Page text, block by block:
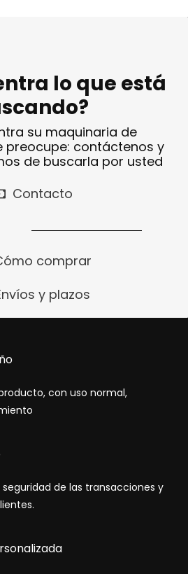
lo que está
su maquinaria de
preocupe: contáctenos y
de buscarla por usted
Contacto
comprar
y plazos
con uso normal,
de las transacciones y